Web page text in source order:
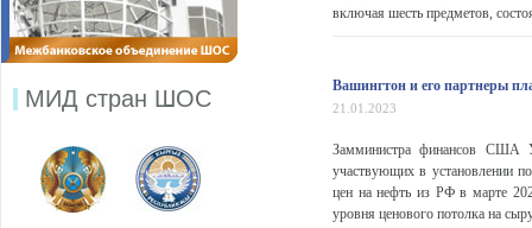
МИД стран ШОС
включая шесть предметов,
Вашингтон и его партнеры
21.01.2023
Замминистра финансов США
участвующих в установлении
цен на нефть из РФ в марте
уровня ценового потолка на